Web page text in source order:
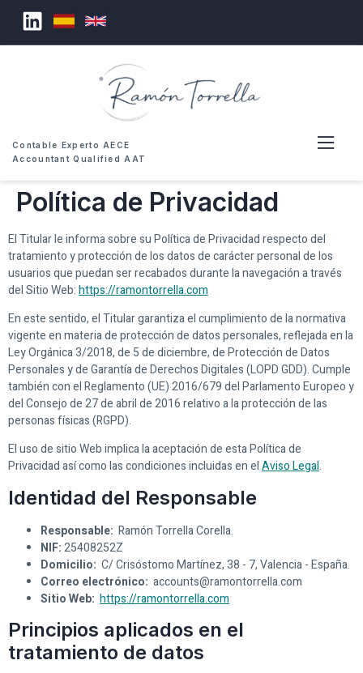
Contable Experto AECE
Accountant Qualified AAT
Política de Privacidad
El Titular le informa sobre su Política de Privacidad respecto del
tratamiento y protección de los datos de carácter personal de los
usuarios que puedan ser recabados durante la navegación a través
del Sitio Web:https://ramontorrella.com
En este sentido, el Titular garantiza el cumplimiento de la normativa
vigente en materia de protección de datos personales, reflejada en la
Ley Orgánica 3/2018, de 5 de diciembre, de Protección de Datos
Personales y de Garantía de Derechos Digitales (LOPD GDD). Cumple
también con el Reglamento (UE) 2016/679 del Parlamento Europeo y
del Consejo de 27 de abril de 2016 relativo a la protección de las
personas físicas (RGPD).
El uso de sitio Web implica la aceptación de esta Política de
Privacidad así como las condiciones incluidas en elAviso Legal.
Identidad del Responsable
Responsable: Ramón Torrella Corella.
NIF:25408252Z
Domicilio: C/ Crisóstomo Martínez, 38 - 7, Valencia - España.
Correo electrónico: accounts@ramontorrella.com
Sitio Web: https://ramontorrella.com
Principios aplicados en el
tratamiento de datos